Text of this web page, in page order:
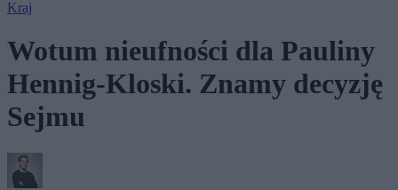
Kraj
Wotum nieufności dla Pauliny
Hennig-Kloski. Znamy decyzję
Sejmu